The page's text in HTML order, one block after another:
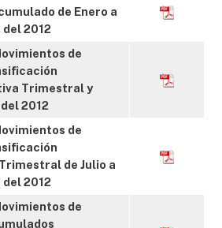
de Enero a
2012
de
Trimestral y
2012
de
de Julio a
2012
de